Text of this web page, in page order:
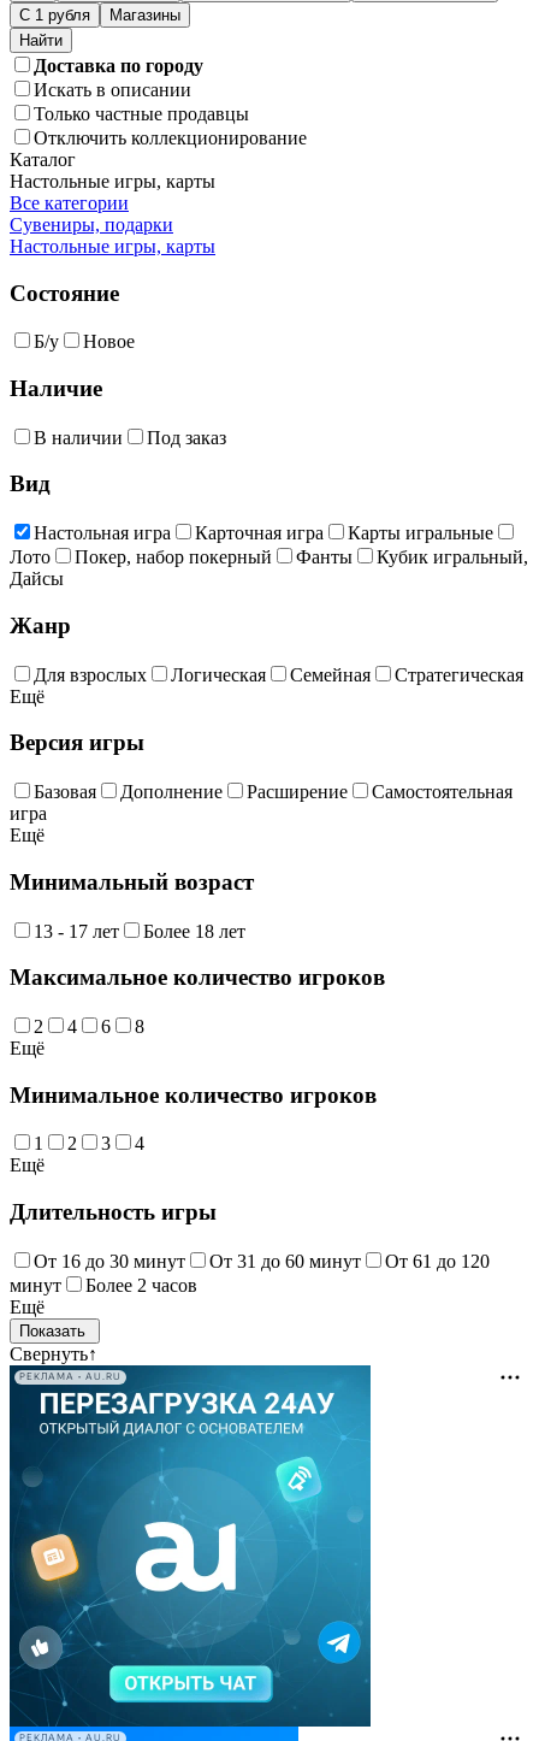
С 1 рубля
Магазины
Доставка по городу
Искать в описании
Только частные продавцы
Отключить коллекционирование
Каталог
Настольные игры, карты
Все категории
Сувениры, подарки
Настольные игры, карты
Состояние
Б/у Новое
Наличие
В наличии Под заказ
Вид
Настольная игра Карточная игра
Карты игральные
Лото
Покер, набор покерный Фанты
Кубик игральный,
Дайсы
Жанр
Для взрослых Логическая Семейная
Стратегическая
Ещё
Версия игры
Базовая Дополнение Расширение
Самостоятельная
игра
Ещё
Минимальный возраст
13 - 17 лет Более 18 лет
Максимальное количество игроков
2 4 6
8
Ещё
Минимальное количество игроков
1 2 3
4
Ещё
Длительность игры
От 16 до 30 минут От 31 до 60 минут
От 61 до 120
минут
Более 2 часов
Ещё
Свернуть↑
РЕКЛАМА • AU.RU
РЕКЛАМА • AU.RU